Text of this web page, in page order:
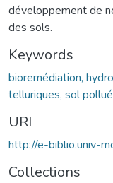
développement de
des sols.
Keywords
bioremédiation,
telluriques, sol
URI
http://e-biblio.univ-
Collections